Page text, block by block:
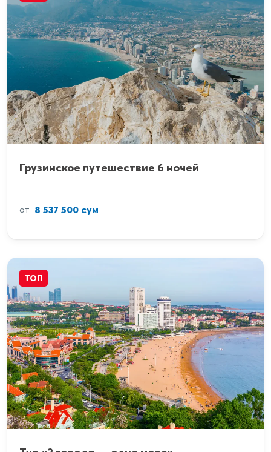
Грузинское путешествие 6 ночей
от 8 537 500 сум
ТОП